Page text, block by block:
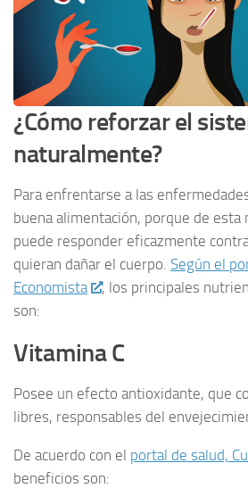
¿Cómo reforzar el
naturalmente?
Para enfrentarse a las
buena alimentación, porque de esta
puede responder eficazmente
quieran dañar el cuerpo. Según el
Economista
, los principales
son:
Vitamina C
Posee un efecto antioxidante, que
libres, responsables del
De acuerdo con el portal de salud,
beneficios son: